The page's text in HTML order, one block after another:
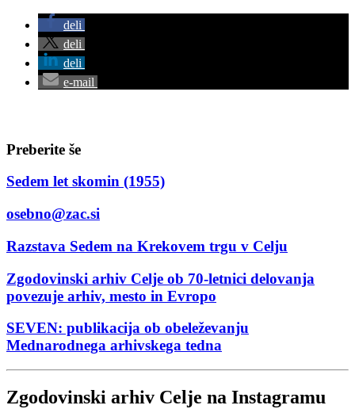
deli
deli
deli
e-mail
Preberite še
Sedem let skomin (1955)
osebno@zac.si
Razstava Sedem na Krekovem trgu v Celju
Zgodovinski arhiv Celje ob 70-letnici delovanja
povezuje arhiv, mesto in Evropo
SEVEN: publikacija ob obeleževanju
Mednarodnega arhivskega tedna
Zgodovinski arhiv Celje na Instagramu